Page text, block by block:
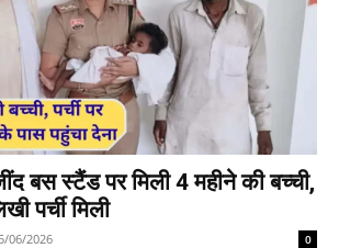
बस स्टैंड पर मिली 4 महीने की बच्ची,
पर्ची मिली
06/2026 0